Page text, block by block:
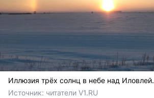
Иллюзия трёх солнц в небе над Иловлей.
Источник: читатели V1.RU